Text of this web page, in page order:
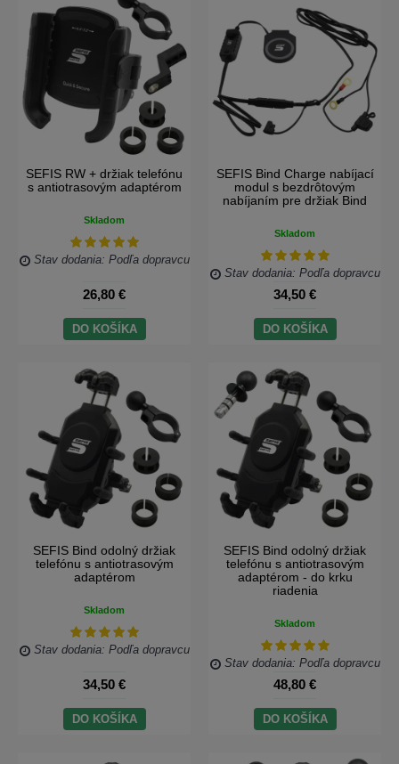
SEFIS RW + držiak telefónu
s antiotrasovým adaptérom
Skladom
Stav dodania: Podľa dopravcu
26,80 €
DO KOŠÍKA
SEFIS Bind Charge nabíjací
modul s bezdrôtovým
nabíjaním pre držiak Bind
Skladom
Stav dodania: Podľa dopravcu
34,50 €
DO KOŠÍKA
SEFIS Bind odolný držiak
telefónu s antiotrasovým
adaptérom
Skladom
Stav dodania: Podľa dopravcu
34,50 €
DO KOŠÍKA
SEFIS Bind odolný držiak
telefónu s antiotrasovým
adaptérom - do krku
riadenia
Skladom
Stav dodania: Podľa dopravcu
48,80 €
DO KOŠÍKA